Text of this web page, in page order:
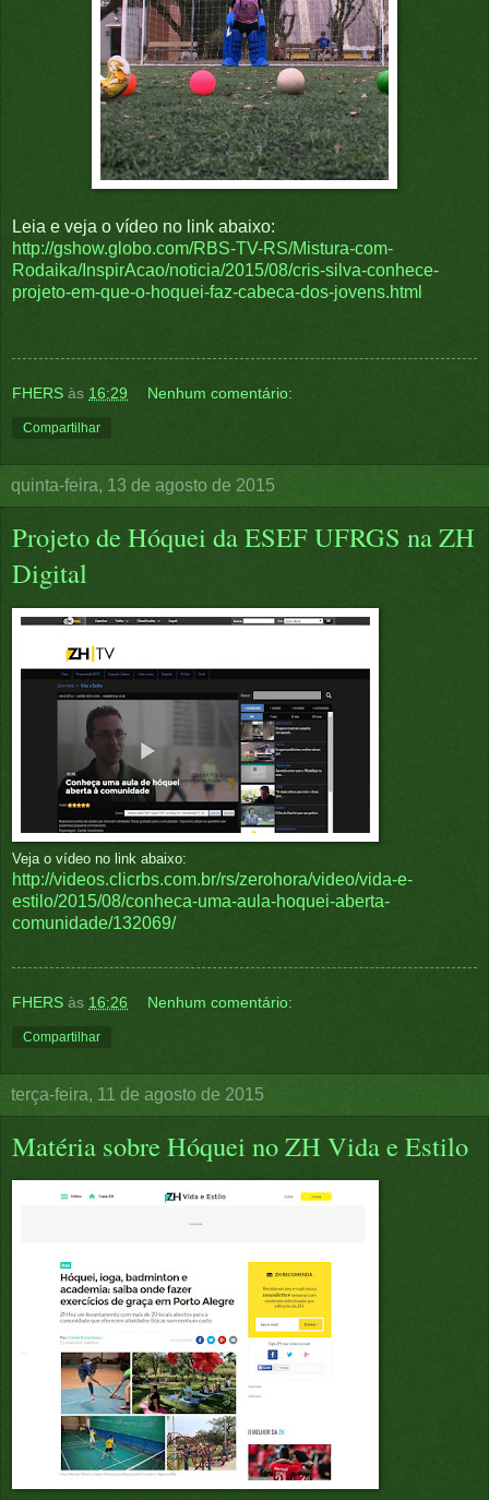
Leia e veja o vídeo no link abaixo:
http://gshow.globo.com/RBS-TV-RS/Mistura-com-
Rodaika/InspirAcao/noticia/2015/08/cris-silva-conhece-
projeto-em-que-o-hoquei-faz-cabeca-dos-jovens.html
FHERS às 16:29 Nenhum comentário:
Compartilhar
quinta-feira, 13 de agosto de 2015
Projeto de Hóquei da ESEF UFRGS na ZH
Digital
Veja o vídeo no link abaixo:
http://videos.clicrbs.com.br/rs/zerohora/video/vida-e-
estilo/2015/08/conheca-uma-aula-hoquei-aberta-
comunidade/132069/
FHERS às 16:26 Nenhum comentário:
Compartilhar
terça-feira, 11 de agosto de 2015
Matéria sobre Hóquei no ZH Vida e Estilo